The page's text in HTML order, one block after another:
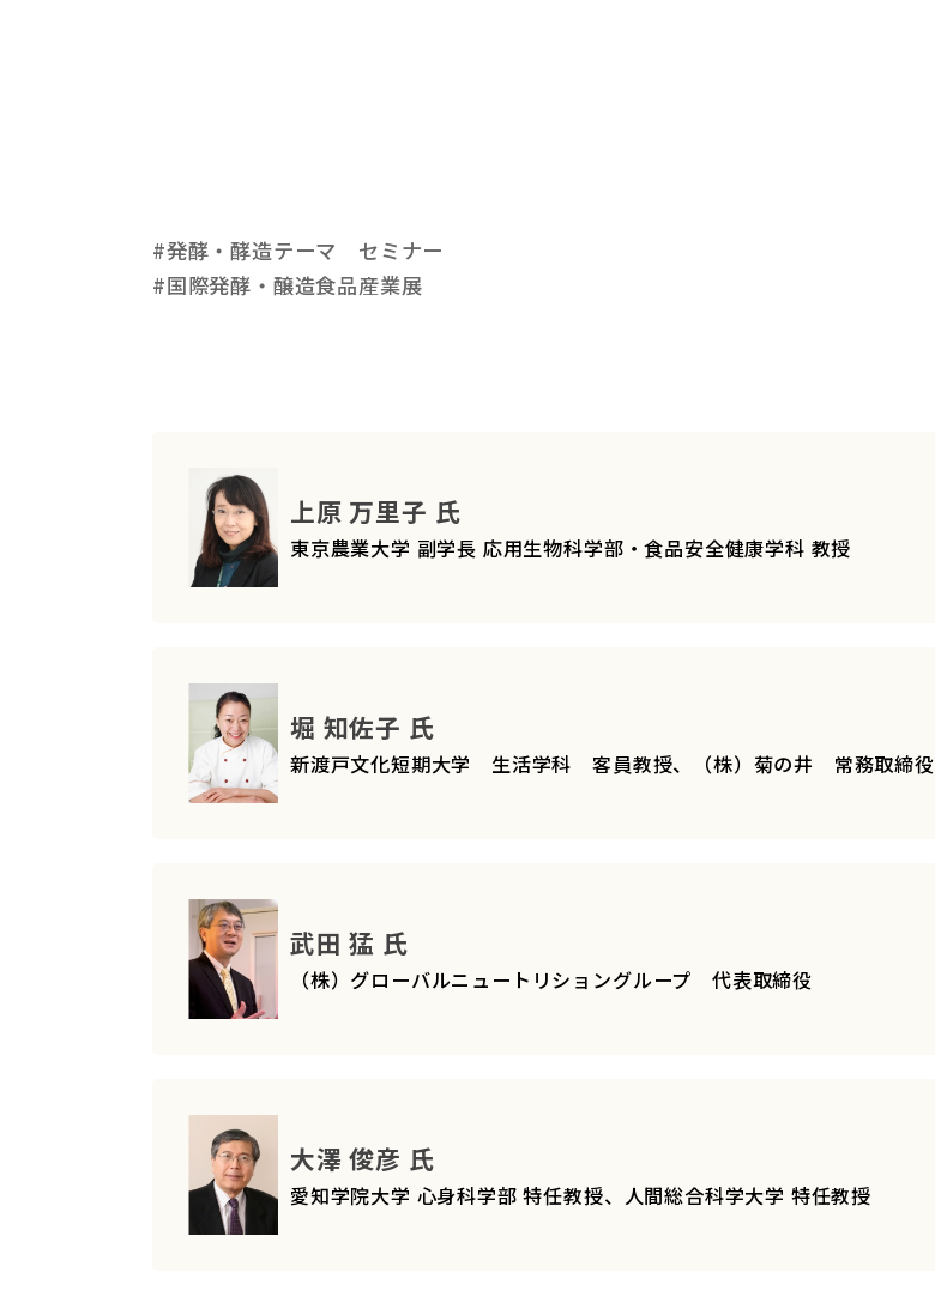
#発酵・酵造テーマ セミナー
#国際発酵・醸造食品産業展
上原 万里子 氏
東京農業大学 副学長 応用生物科学部・食品安全健康学科 教授
堀 知佐子 氏
新渡戸文化短期大学 生活学科 客員教授、（株）菊の井 常務取締役
武田 猛 氏
（株）グローバルニュートリショングループ 代表取締役
大澤 俊彦 氏
愛知学院大学 心身科学部 特任教授、人間総合科学大学 特任教授